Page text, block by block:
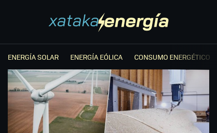
ENERGÍA SOLAR ENERGÍA EÓLICA CONSUMO ENERGÉTICO